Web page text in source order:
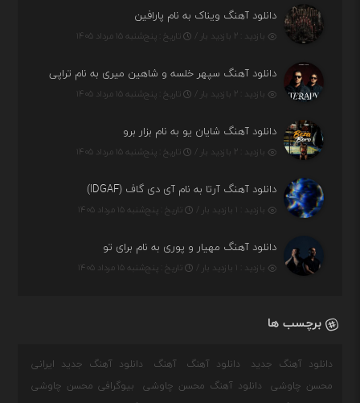
دانلود آهنگ ویناک به نام پارافین
بازدید : ۲ بازدید بار / تاریخ : پنج‌شنبه ۱۵ مرداد ۱۴۰۵
دانلود آهنگ سپهر خلسه و شاهین میری به نام تراپی
بازدید : ۲ بازدید بار / تاریخ : پنج‌شنبه ۱۵ مرداد ۱۴۰۵
دانلود آهنگ شایان یو به نام بزار برو
بازدید : ۲ بازدید بار / تاریخ : پنج‌شنبه ۱۵ مرداد ۱۴۰۵
دانلود آهنگ آرتا به نام آی دی گاف (IDGAF)
بازدید : ۱ بازدید بار / تاریخ : پنج‌شنبه ۱۵ مرداد ۱۴۰۵
دانلود آهنگ مهیار و پوری به نام برای تو
بازدید : ۱ بازدید بار / تاریخ : پنج‌شنبه ۱۵ مرداد ۱۴۰۵
برچسب ها
دانلود آهنگ جدید دانلود آهنگ آهنگ
دانلود آهنگ جدید ایرانی
محسن چاوشی
دانلود آهنگ محسن چاوشی
بیوگرافی محسن چاوشی